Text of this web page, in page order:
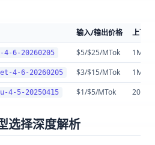
输入/输出价格
上下文
4-6-20260205 $5/$25/MTok
1M
4-6-20260205 $3/$15/MTok
1M
4-5-20250415 $1/$5/MTok 200K
选择深度解析